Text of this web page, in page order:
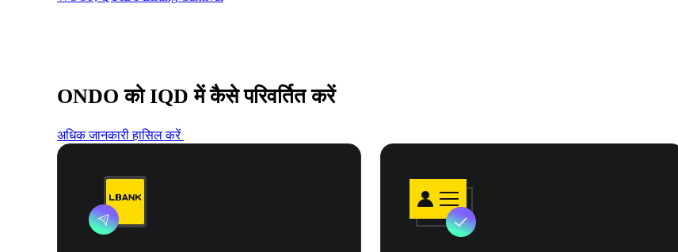
ONDO को IQD में कैसे परिवर्तित करें
अधिक जानकारी हासिल करें